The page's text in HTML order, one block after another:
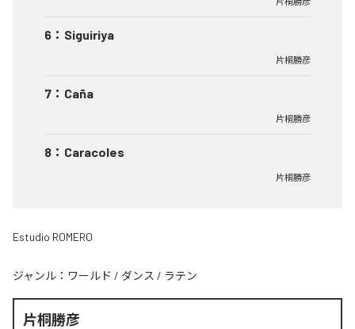
6 ： Siguiriya
片桐勝彦
7 ： Caña
片桐勝彦
8 ： Caracoles
片桐勝彦
Estudio ROMERO
ジャンル： ワールド / ダンス / ラテン
片桐勝彦